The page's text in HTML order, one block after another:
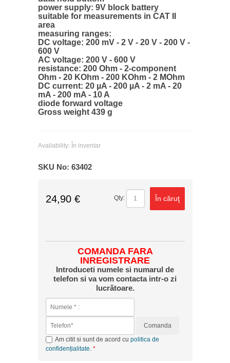
power supply: 9V block battery
suitable for measurements in CAT II
area
measuring ranges:
DC voltage: 200 mV - 2 V - 20 V - 200 V -
600 V
AC voltage: 200 V - 600 V
resistance: 200 Ohm - 2-component
Ohm - 20 KOhm - 200 KOhm - 2 MOhm
DC current: 20 µA - 200 µA - 2 mA - 20
mA - 200 mA - 10 A
diode forward voltage
Gross weight 439 g
Availability: În inventar
SKU No: 63402
24,90 € Qty: În căruţ
COMANDA FARA
INREGISTRARE
Introduceti numele si numarul de
telefon si va vom contacta intr-o zi
lucrătoare.
Comanda
Am citit si sunt de acord cu politica de
confidențialitate.